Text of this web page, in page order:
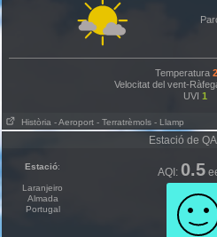
Temperatura
Velocitat del vent-
UVI1
Història - Aeroport - Terratrèmols - Llamp
Estació de
Estació:
Laranjeiro
Almada
Portugal
AQI: 0.5